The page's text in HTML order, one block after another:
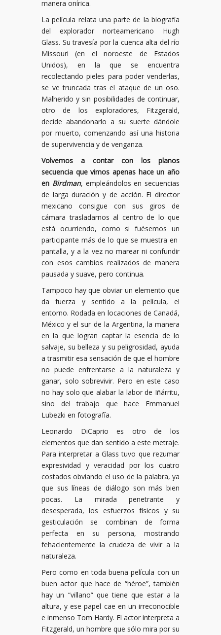
manera onírica.
La película relata una parte de la biografía
del explorador norteamericano Hugh
Glass. Su travesía por la cuenca alta del río
Missouri (en el noroeste de Estados
Unidos), en la que se encuentra
recolectando pieles para poder venderlas,
se ve truncada tras el ataque de un oso.
Malherido y sin posibilidades de continuar,
otro de los exploradores, Fitzgerald,
decide abandonarlo a su suerte dándole
por muerto, comenzando así una historia
de supervivencia y de venganza.
Volvemos a contar con los planos
secuencia que vimos apenas hace un año
en Birdman, empleándolos en secuencias
de larga duración y de acción. El director
mexicano consigue con sus giros de
cámara trasladarnos al centro de lo que
está ocurriendo, como si fuésemos un
participante más de lo que se muestra en
pantalla, y a la vez no marear ni confundir
con esos cambios realizados de manera
pausada y suave, pero continua.
Tampoco hay que obviar un elemento que
da fuerza y sentido a la película, el
entorno. Rodada en locaciones de Canadá,
México y el sur de la Argentina, la manera
en la que logran captar la esencia de lo
salvaje, su belleza y su peligrosidad, ayuda
a trasmitir esa sensación de que el hombre
no puede enfrentarse a la naturaleza y
ganar, solo sobrevivir. Pero en este caso
no hay solo que alabar la labor de Iñárritu,
sino del trabajo que hace Emmanuel
Lubezki en fotografía.
Leonardo DiCaprio es otro de los
elementos que dan sentido a este metraje.
Para interpretar a Glass tuvo que rezumar
expresividad y veracidad por los cuatro
costados obviando el uso de la palabra, ya
que sus líneas de diálogo son más bien
pocas. La mirada penetrante y
desesperada, los esfuerzos físicos y su
gesticulación se combinan de forma
perfecta en su persona, mostrando
fehacientemente la crudeza de vivir a la
naturaleza.
Pero como en toda buena película con un
buen actor que hace de “héroe”, también
hay un “villano” que tiene que estar a la
altura, y ese papel cae en un irreconocible
e inmenso Tom Hardy. El actor interpreta a
Fitzgerald, un hombre que sólo mira por su